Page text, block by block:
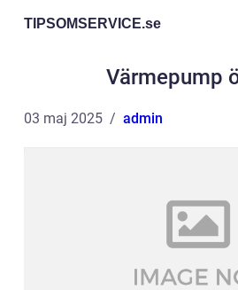
TIPSOMSERVICE.se
Värmepump
03 maj 2025 admin